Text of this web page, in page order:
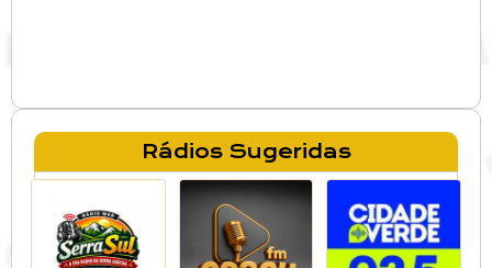
Rádios Sugeridas